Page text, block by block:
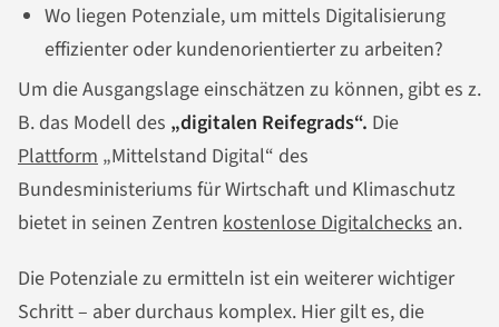
Wo liegen Potenziale, um mittels Digitalisierung
effizienter oder kundenorientierter zu arbeiten?
Um die Ausgangslage einschätzen zu können, gibt es z.
B. das Modell des „digitalen Reifegrads“. Die
Plattform „Mittelstand Digital“ des
Bundesministeriums für Wirtschaft und Klimaschutz
bietet in seinen Zentren kostenlose Digitalchecks an.
Die Potenziale zu ermitteln ist ein weiterer wichtiger
Schritt – aber durchaus komplex. Hier gilt es, die